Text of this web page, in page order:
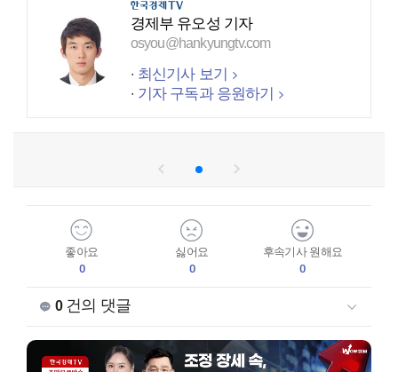
경제부 유오성 기자
osyou@hankyungtv.com
최신기사 보기
기자 구독과 응원하기
좋아요
0
싫어요
0
후속기사 원해요
0
0건의 댓글